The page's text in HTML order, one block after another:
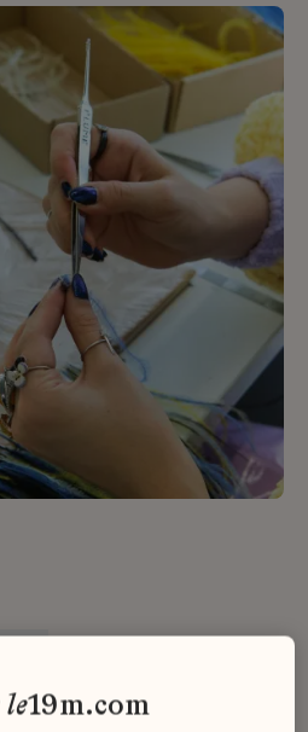
le19m.com